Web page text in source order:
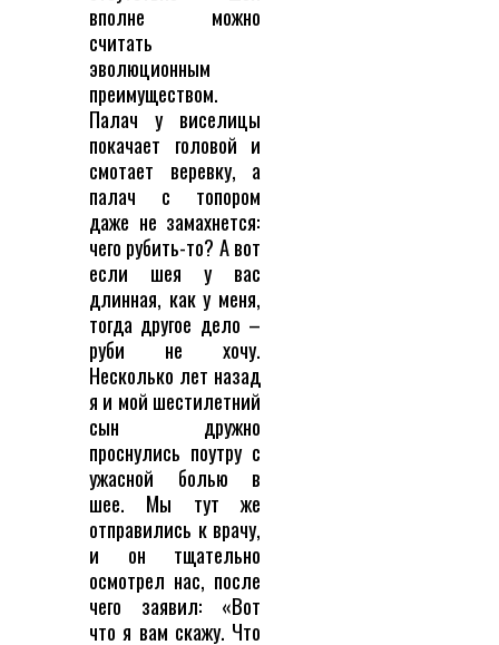
вполне можно
считать
эволюционным
преимуществом.
Палач у виселицы
покачает головой и
смотает веревку, а
палач с топором
даже не замахнется:
чего рубить-то? А вот
если шея у вас
длинная, как у меня,
тогда другое дело –
руби не хочу.
Несколько лет назад
я и мой шестилетний
сын дружно
проснулись поутру с
ужасной болью в
шее. Мы тут же
отправились к врачу,
и он тщательно
осмотрел нас, после
чего заявил: «Вот
что я вам скажу. Что